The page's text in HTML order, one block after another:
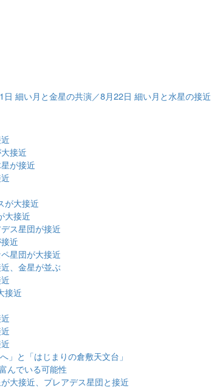
細い月と金星の共演／8月22日 細い月と水星の接近
接近
が接近
が大接近
大接近
ス星団が接近
近
星団が大接近
、金星が並ぶ
接近
」と「はじまりの倉敷天文台」
んでいる可能性
大接近、プレアデス星団と接近